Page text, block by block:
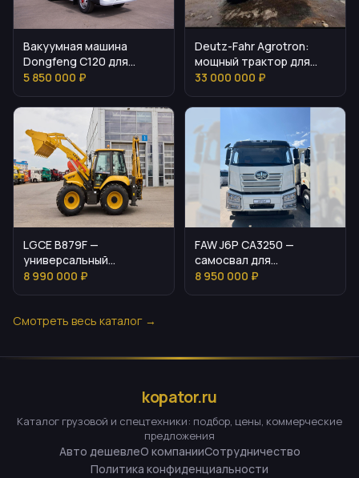
Вакуумная машина
Dongfeng C120 для
коммунальных и
5 850 000 ₽
Deutz-Fahr Agrotron:
мощный трактор для
универсальных задач
33 000 000 ₽
LGCE B879F —
универсальный
экскаватор-погрузчик
8 990 000 ₽
FAW J6P CA3250 —
самосвал для
интенсивных карьерных
8 950 000 ₽
Смотреть весь каталог →
kopator.ru
Каталог грузовой и спецтехники: подбор, цены, коммерческие
предложения
Авто дешевлеО компанииСотрудничество
Политика конфиденциальности